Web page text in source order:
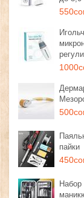
пайки
Набор